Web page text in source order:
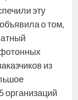
эту
о том,
из
организаций